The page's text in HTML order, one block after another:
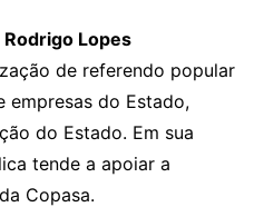
Rodrigo Lopes
de referendo popular
empresas do Estado,
do Estado. Em sua
tende a apoiar a
Copasa.